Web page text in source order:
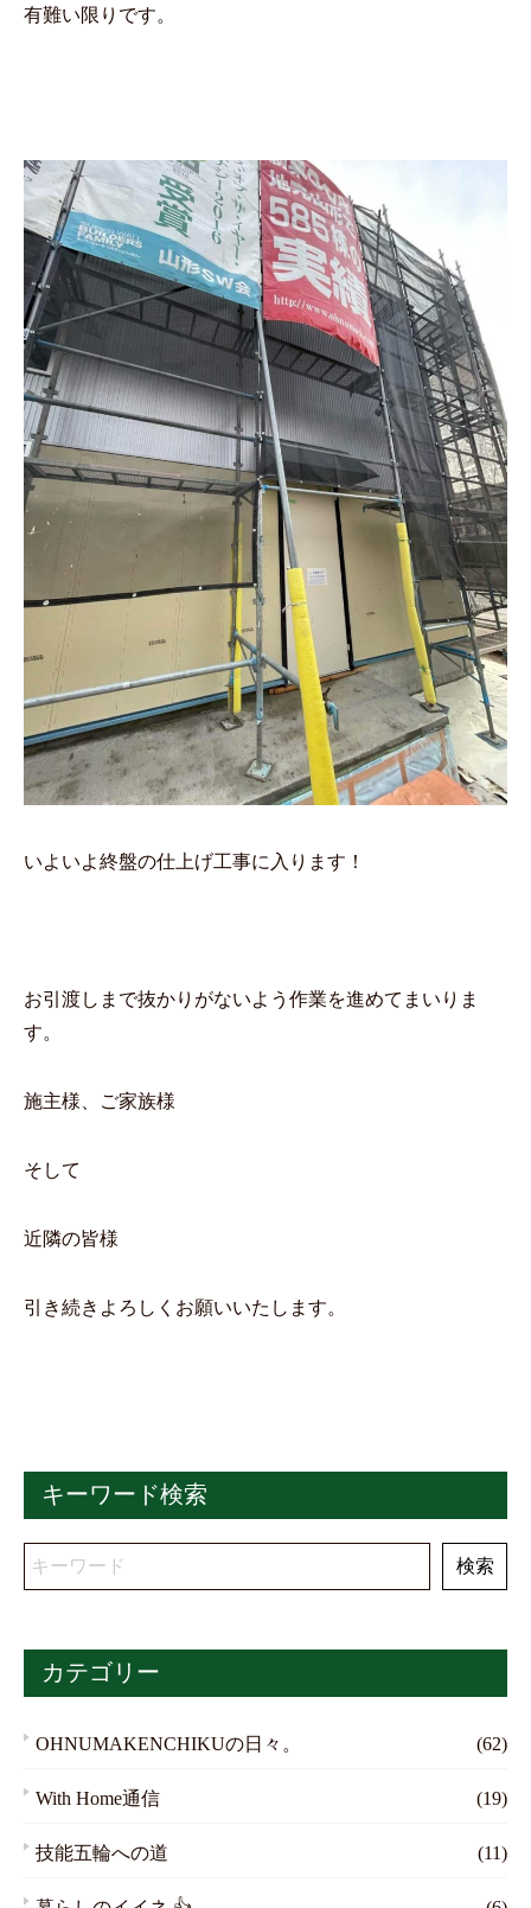
有難い限りです。
いよいよ終盤の仕上げ工事に入ります！
お引渡しまで抜かりがないよう作業を進めてまいりま
す。
施主様、ご家族様
そして
近隣の皆様
引き続きよろしくお願いいたします。
キーワード検索
カテゴリー
OHNUMAKENCHIKUの日々。 (62)
With Home通信 (19)
技能五輪への道 (11)